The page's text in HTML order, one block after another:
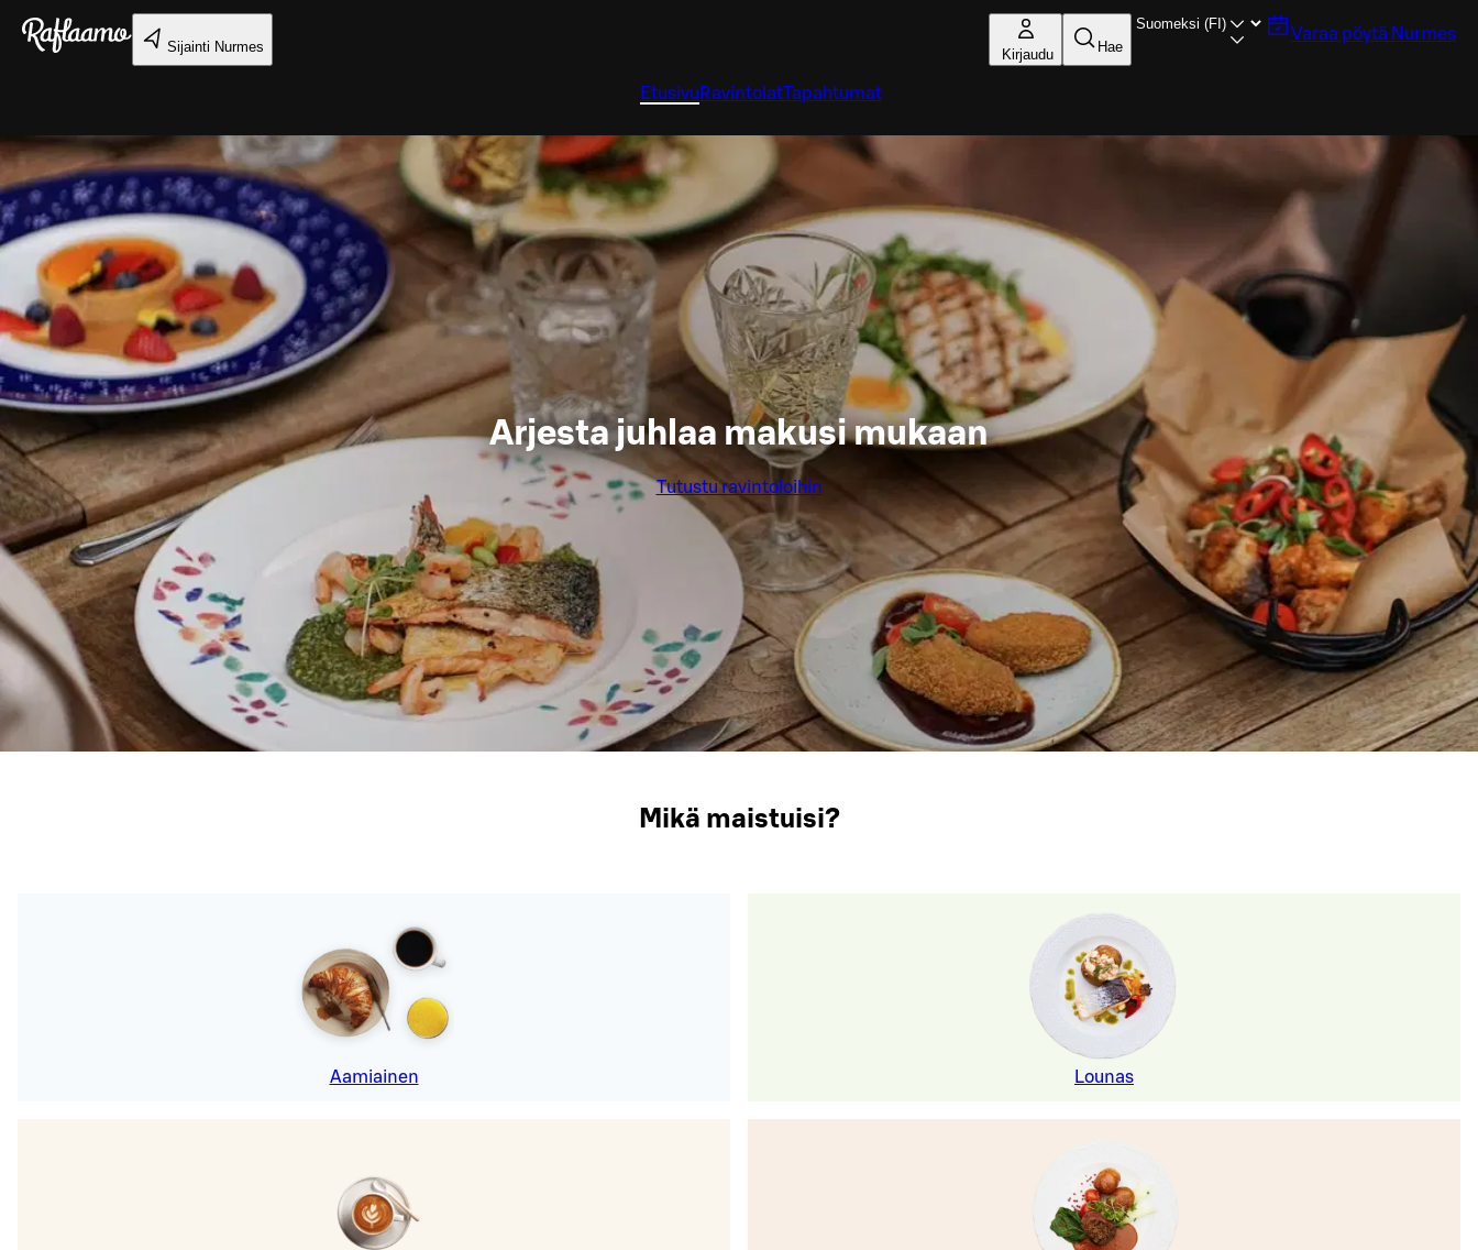
Siirry pääsisältöön
Sijainti Nurmes Kirjaudu Hae
Varaa pöytä Nurmes
Etusivu RavintolatTapahtumat
Arjesta juhlaa makusi mukaan
Tutustu ravintoloihin
Mikä maistuisi?
Aamiainen Lounas